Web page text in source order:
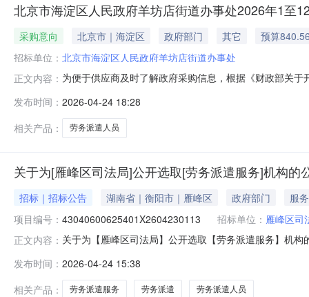
北京市海淀区人民政府羊坊店街道办事处2026年1至
采购意向 北京市｜海淀区 政府部门 其它
预算
招标单位： 北京市海淀区人民政府羊坊店街道办事处
正文内容： 为便于供应商及时了解政府采购信息，根据《财政部关
格人员采购数量：1,采购目标：为相关科室派遣人员，
管理，依法保障用工安全，并
发布时间： 2026-04-24 18:28
相关产品：
劳务派遣人员
关于为[雁峰区司法局]公开选取[劳务派遣服务]机构的
招标｜招标公告 湖南省｜衡阳市｜雁峰区 政府部门
服务
项目编号： 43040600625401X2604230113 招标单位： 雁峰区司
正文内容： 关于为【雁峰区司法局】公开选取【劳务派遣服务】机
源：财政资金金额说明综合去年的招标的价格及2025年
费用，设备
发布时间： 2026-04-24 15:38
相关产品：
劳务派遣服务 劳务派遣 劳务派遣人员